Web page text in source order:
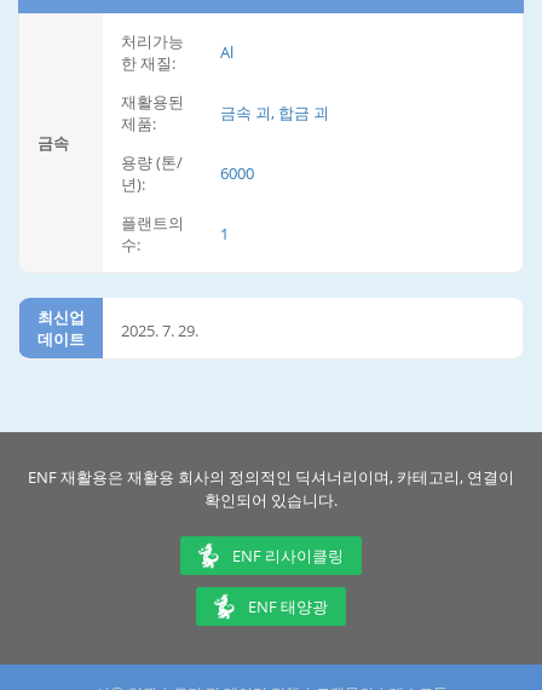
금속
처리가능
한 재질:
Al
재활용된
제품:
금속 괴, 합금 괴
용량 (톤/
년):
6000
플랜트의
수:
1
최신업
데이트
2025. 7. 29.
ENF 재활용은 재활용 회사의 정의적인 딕셔너리이며, 카테고리, 연결이
확인되어 있습니다.
ENF 리사이클링
ENF 태양광